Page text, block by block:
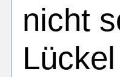
nicht